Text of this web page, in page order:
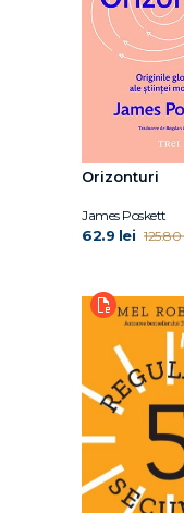
Orizonturi
James Poskett
62.9 lei 125.80